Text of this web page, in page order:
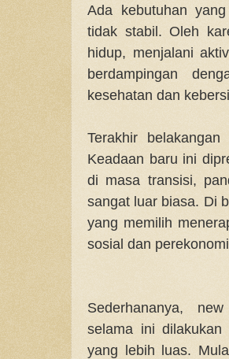
Ada kebutuhan
tidak stabil. Oleh
hidup, menjalani
berdampingan
kesehatan dan
Terakhir
Keadaan baru ini
di masa transisi,
sangat luar biasa. Di
yang memilih
sosial dan
Sederhananya, new
selama ini
yang lebih luas.